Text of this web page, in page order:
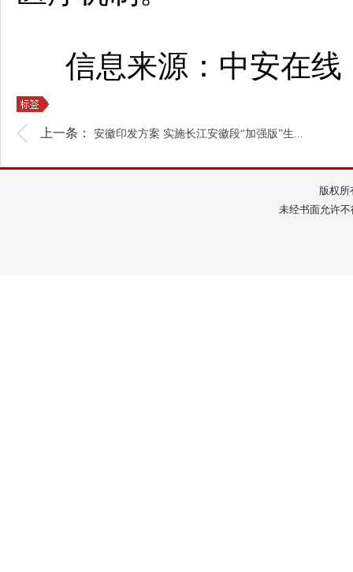
信息来源：中安在线
上一条： 安徽印发方案 实施长江安徽段“加强版”生...
版权
未经书面允许